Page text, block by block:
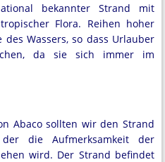
bekannter Strand mit
Flora. Reihen hoher
Wassers, so dass Urlauber
da sie sich immer im
Abaco sollten wir den Strand
die Aufmerksamkeit der
wird. Der Strand befindet